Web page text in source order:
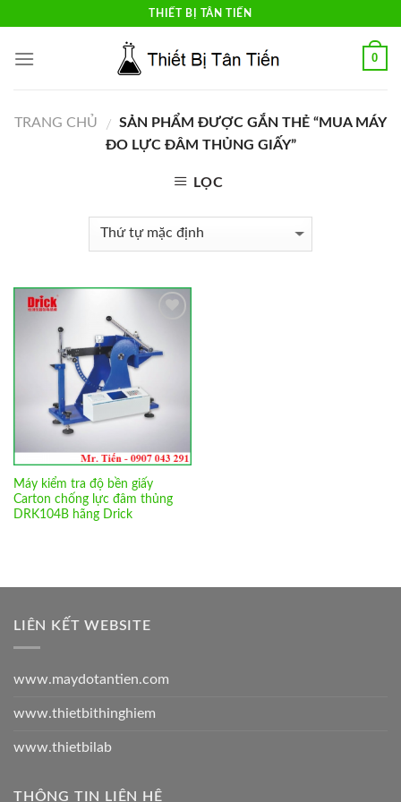
content
THIẾT BỊ TÂN TIẾN
0
TRANG CHỦ / SẢN PHẨM ĐƯỢC GẮN THẺ “MUA MÁY
ĐO LỰC ĐÂM THỦNG GIẤY”
LỌC
Wishlist
Máy kiểm tra độ bền giấy
Carton chống lực đâm thủng
DRK104B hãng Drick
LIÊN KẾT WEBSITE
www.maydotantien.com
www.thietbithinghiem
www.thietbilab
THÔNG TIN LIÊN HỆ